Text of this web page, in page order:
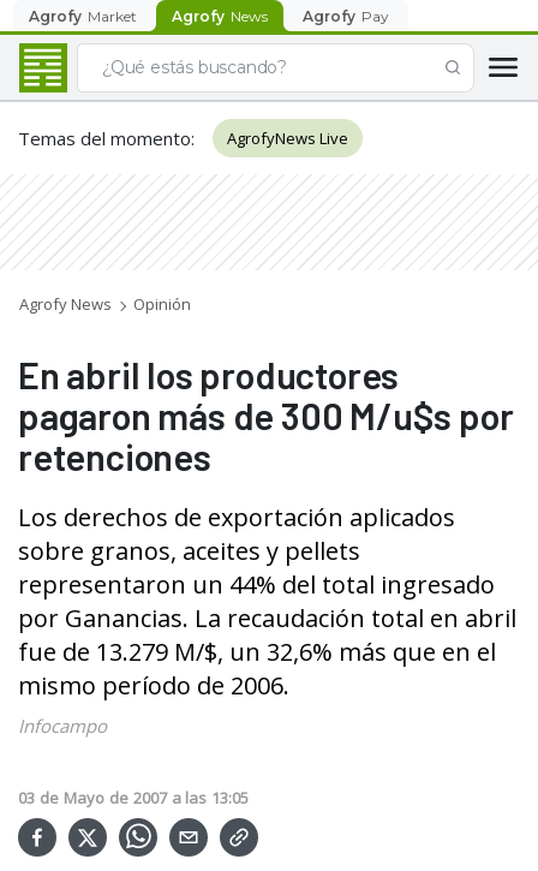
Agrofy Market Agrofy News Agrofy Pay
Temas del momento: AgrofyNews Live
Agrofy News Opinión
En abril los productores
pagaron más de 300 M/u$s por
retenciones
Los derechos de exportación aplicados
sobre granos, aceites y pellets
representaron un 44% del total ingresado
por Ganancias. La recaudación total en abril
fue de 13.279 M/$, un 32,6% más que en el
mismo período de 2006.
Infocampo
03 de Mayo de 2007 a las 13:05